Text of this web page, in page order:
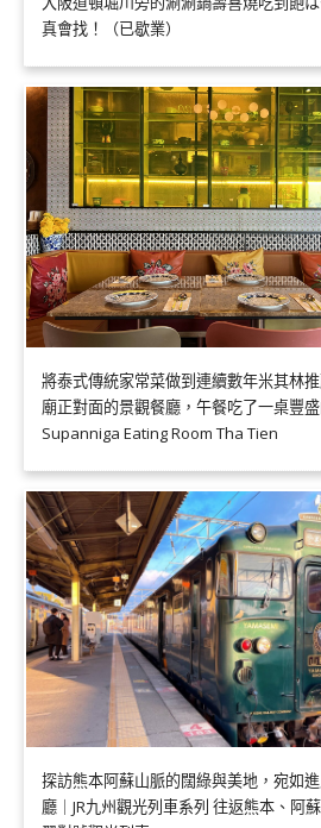
真會找！（已歇業）
將泰式傳統家常菜做到連續數年米其林
廟正對面的景觀餐廳，午餐吃了一桌豐盛
Supanniga Eating Room Tha Tien
探訪熊本阿蘇山脈的闊綠與美地，宛如
廳｜JR九州觀光列車系列 往返熊本、阿